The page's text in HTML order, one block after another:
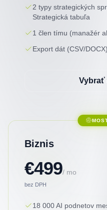
2 typy strategických
Strategická tabuľa
1 člen tímu (manažér
Export dát (CSV/DOCX)
Vybrať
Biznis
€499/ mo
bez DPH
18 000 AI podnetov